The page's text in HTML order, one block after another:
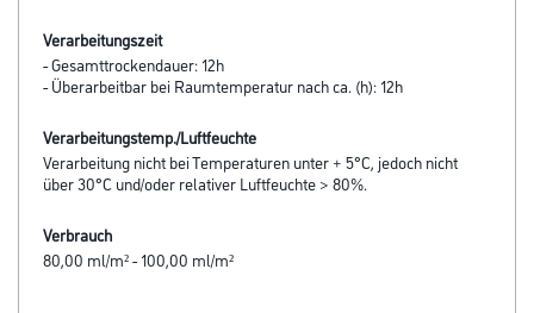
Verarbeitungszeit
- Gesamttrockendauer: 12h
- Überarbeitbar bei Raumtemperatur nach ca. (h): 12h
Verarbeitungstemp./Luftfeuchte
Verarbeitung nicht bei Temperaturen unter + 5°C, jedoch nicht
über 30°C und/oder relativer Luftfeuchte > 80%.
Verbrauch
80,00 ml/m² - 100,00 ml/m²